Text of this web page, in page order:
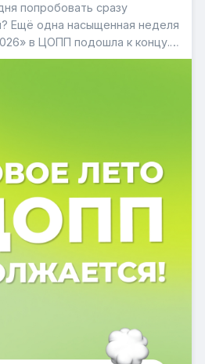
попробовать сразу
в ЦОПП подошла к концу.
проекта за это время?